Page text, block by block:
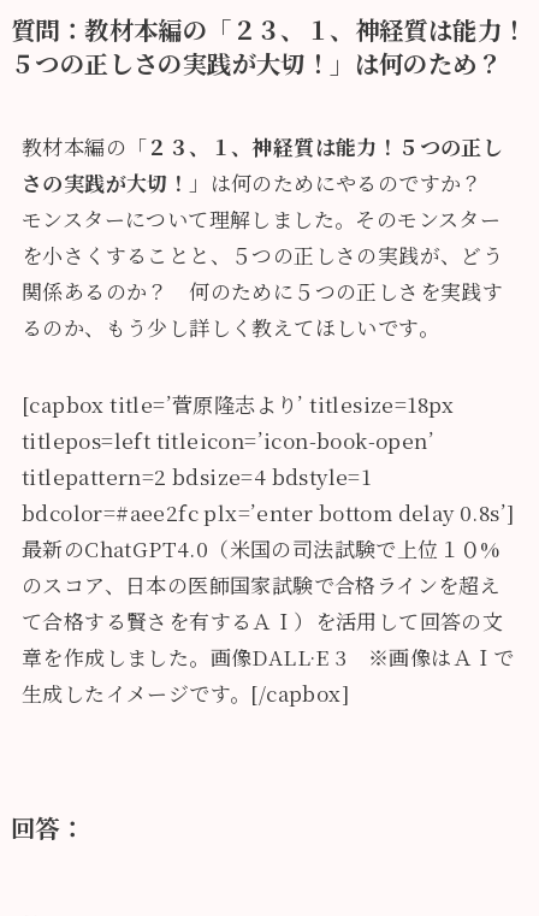
質問：教材本編の「２３、１、神経質は能力！
５つの正しさの実践が大切！」は何のため？
教材本編の「２３、１、神経質は能力！５つの正し
さの実践が大切！ 」は何のためにやるのですか？
モンスターについて理解しました。そのモンスター
を小さくすることと、５つの正しさの実践が、どう
関係あるのか？ 何のために５つの正しさを実践す
るのか、もう少し詳しく教えてほしいです。
[capbox title=’菅原隆志より’ titlesize=18px
titlepos=left titleicon=’icon-book-open’
titlepattern=2 bdsize=4 bdstyle=1
bdcolor=#aee2fc plx=’enter bottom delay 0.8s’]
最新のChatGPT4.0（米国の司法試験で上位１０%
のスコア、日本の医師国家試験で合格ラインを超え
て合格する賢さを有するＡＩ）を活用して回答の文
章を作成しました。画像DALL·E 3 ※画像はＡＩで
生成したイメージです。[/capbox]
回答：